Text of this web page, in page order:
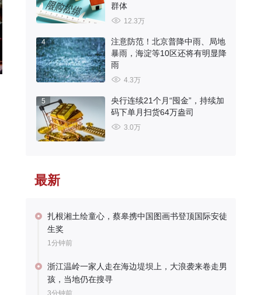
群体
12.3万
4
注意防范！北京普降中雨、局地
暴雨，海淀等10区还将有明显降
雨
4.3万
5
央行连续21个月“囤金”，持续加
码下单月扫货64万盎司
3.0万
最新
扎根湘土绘童心，蔡皋携中国图画书登顶国际安徒
生奖
1分钟前
浙江温岭一家人走在海边堤坝上，大浪袭来卷走男
孩，当地仍在搜寻
3分钟前